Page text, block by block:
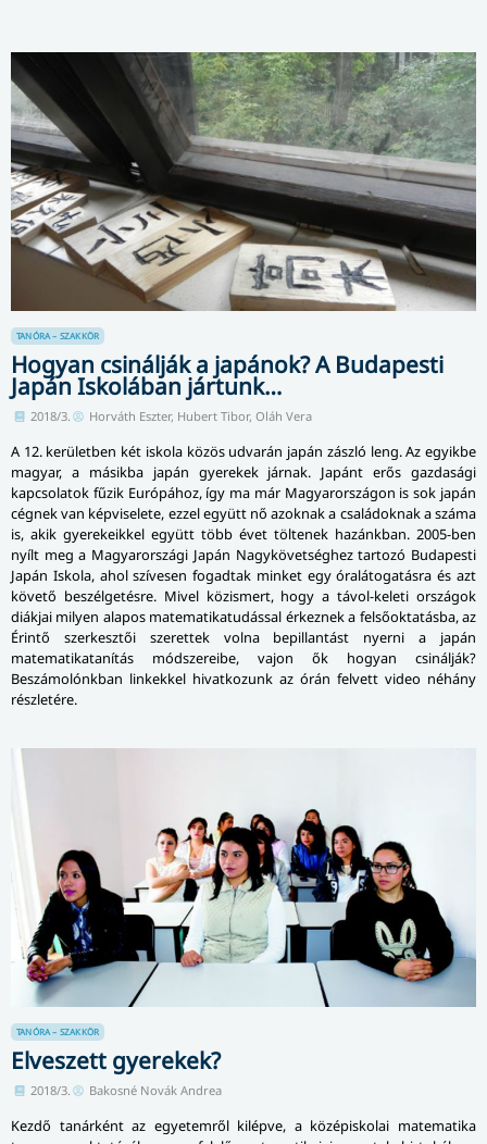
TANÓRA – SZAKKÖR
Hogyan csinálják a japánok? A Budapesti
Japán Iskolában jártunk…
2018/3. Horváth Eszter, Hubert Tibor, Oláh Vera
A 12. kerületben két iskola közös udvarán japán zászló leng. Az egyikbe
magyar, a másikba japán gyerekek járnak. Japánt erős gazdasági
kapcsolatok fűzik Európához, így ma már Magyarországon is sok japán
cégnek van képviselete, ezzel együtt nő azoknak a családoknak a száma
is, akik gyerekeikkel együtt több évet töltenek hazánkban. 2005-ben
nyílt meg a Magyarországi Japán Nagykövetséghez tartozó Budapesti
Japán Iskola, ahol szívesen fogadtak minket egy óralátogatásra és azt
követő beszélgetésre. Mivel közismert, hogy a távol-keleti országok
diákjai milyen alapos matematikatudással érkeznek a felsőoktatásba, az
Érintő szerkesztői szerettek volna bepillantást nyerni a japán
matematikatanítás módszereibe, vajon ők hogyan csinálják?
Beszámolónkban linkekkel hivatkozunk az órán felvett video néhány
részletére.
TANÓRA – SZAKKÖR
Elveszett gyerekek?
2018/3. Bakosné Novák Andrea
Kezdő tanárként az egyetemről kilépve, a középiskolai matematika